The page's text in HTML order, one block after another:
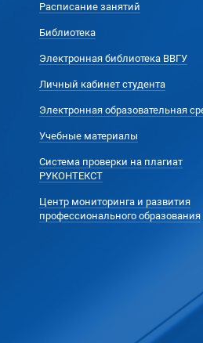
Расписание занятий
Библиотека
Электронная библиотека ВВГУ
Личный кабинет студента
Электронная образовательная
Учебные материалы
Система проверки на плагиат
РУКОНТЕКСТ
Центр мониторинга и развития
профессионального образования